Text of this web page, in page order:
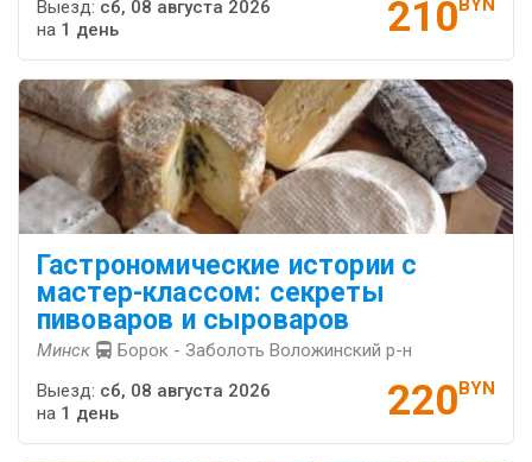
210 BYN
Выезд: сб, 08 августа 2026
на 1 день
Гастрономические истории с
мастер-классом: секреты
пивоваров и сыроваров
Минск Борок - Заболоть Воложинский р-н
220BYN
Выезд: сб, 08 августа 2026
на 1 день